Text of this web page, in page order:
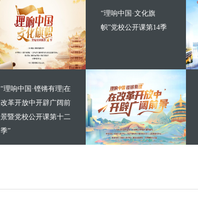
“理响中国·文化旗
帜”党校公开课第14季
“理响中国·铿锵有理|在
改革开放中开辟广阔前
景暨党校公开课第十二
季”